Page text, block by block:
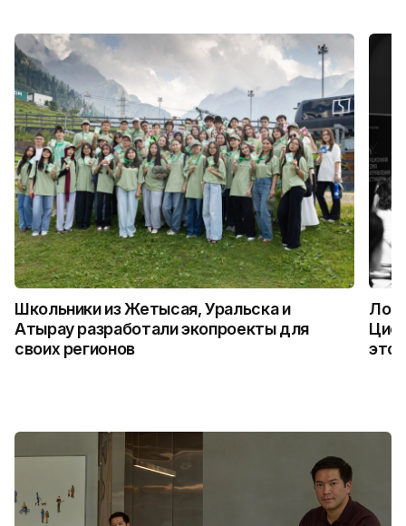
Школьники из Жетысая, Уральска и
Атырау разработали экопроекты для
своих регионов
это